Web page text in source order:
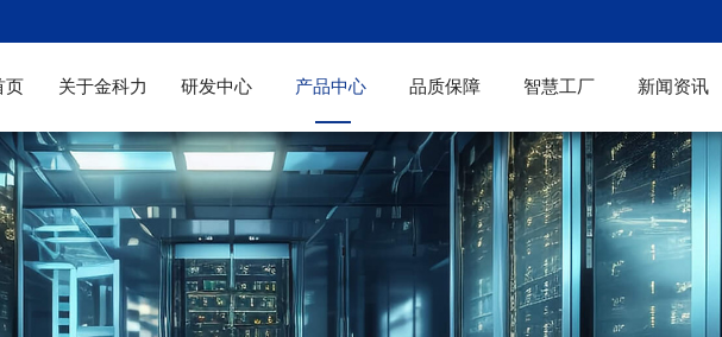
页 关于金科力
企业简介
发展历程
研发中心
研发中心介绍
国际化研发团队
协同创新平台
国际学术交流
研发设备
产品中心
复合添加剂
单体产品
品质保障
检测设备
精益管理
体系证书
智慧工厂
越南工厂
淄川工厂
高青工厂
新闻资讯